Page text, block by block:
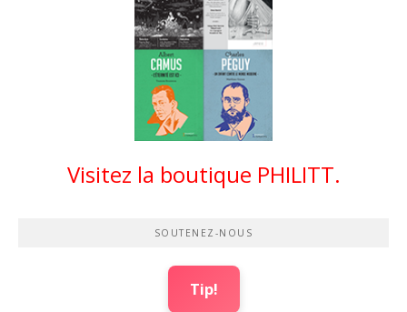
Visitez la boutique PHILITT.
SOUTENEZ-NOUS
Tip!